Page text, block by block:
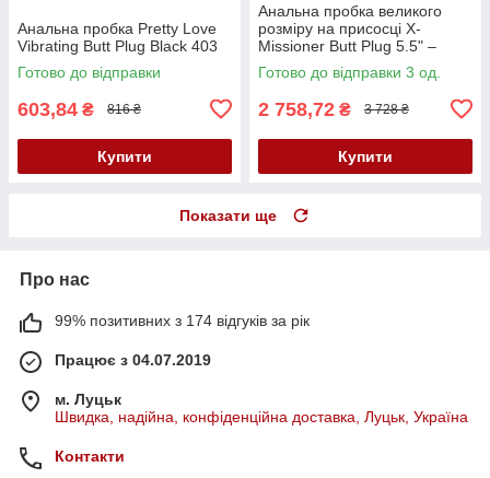
Анальна пробка Pretty Love
Vibrating Butt Plug Black 403
Готово до відправки
603,84 ₴ 816 ₴
Купити
Анальна пробка великого
розміру на присосці X-
Missioner Butt Plug 5.5" –
елегантне задоволення з
платинового силікону
Готово до відправки 3 од.
2 758,72 ₴ 3 728 ₴
Купити
Показати ще
Про нас
99% позитивних з 174 відгуків за рік
Працює з 04.07.2019
м. Луцьк
Швидка, надійна, конфіденційна доставка, Луцьк, Україна
Контакти